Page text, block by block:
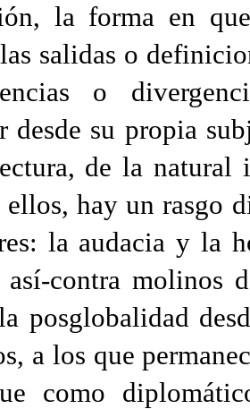
la forma en
salidas o
o
desde su propia
de la
ellos, hay un rasgo
la audacia y la
así-contra molinos
posglobalidad
a los que
como